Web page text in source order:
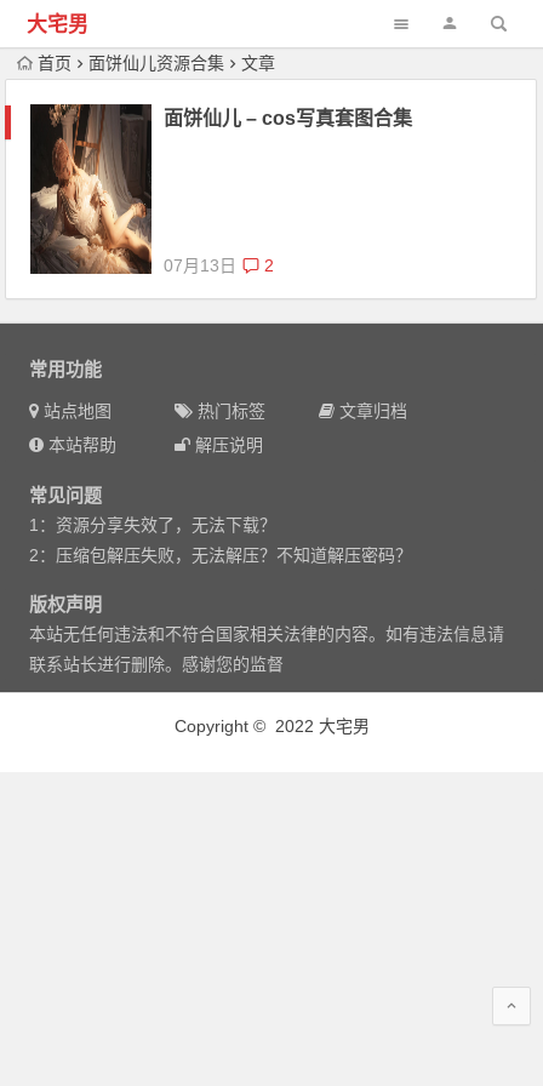
大宅男
首页 面饼仙儿资源合集 文章
面饼仙儿 – cos写真套图合集
07月13日 2
常用功能
站点地图 热门标签
文章归档
本站帮助
解压说明
常见问题
1：资源分享失效了，无法下载？
2：压缩包解压失败，无法解压？不知道解压密码？
版权声明
本站无任何违法和不符合国家相关法律的内容。如有违法信息请
联系站长进行删除。感谢您的监督
Copyright © 2022 大宅男